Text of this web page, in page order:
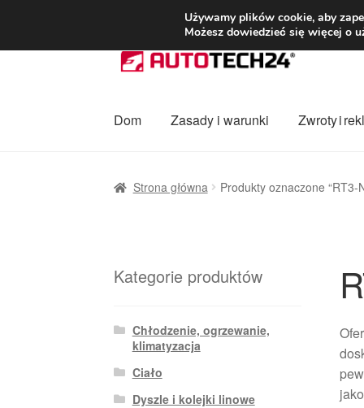
DOSTAWA od
Przejdź
do
Przejdź
do
Dom
Zasady i warunki Zwroty i
Strona główna Produkty oznaczone “RT3-
Kategorie produktów
Chłodzenie, ogrzewanie,
klimatyzacja
Ciało
Dyszle i kolejki linowe
Używamy plików cookie, aby
Możesz dowiedzieć się więcej o